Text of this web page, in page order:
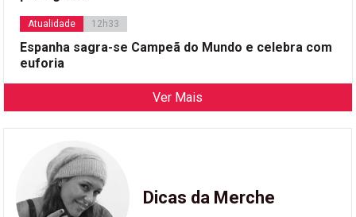
Atualidade 12h33
Espanha sagra-se Campeã do Mundo e celebra com
euforia
Ver Mais
Dicas da Merche